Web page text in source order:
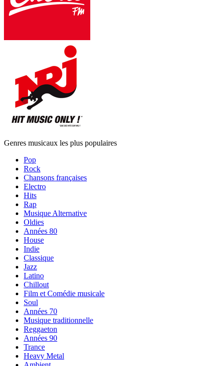
Genres musicaux les plus populaires
Pop
Rock
Chansons françaises
Electro
Hits
Rap
Musique Alternative
Oldies
Années 80
House
Indie
Classique
Jazz
Latino
Chillout
Film et Comédie musicale
Soul
Années 70
Musique traditionnelle
Reggaeton
Années 90
Trance
Heavy Metal